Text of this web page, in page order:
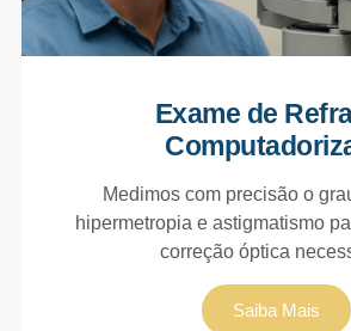
Exame de
Medimos com precisão o
hipermetropia e astigmatismo
correção óptica
Saiba Mais